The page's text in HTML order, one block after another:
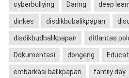
cyberbullying Daring deep
dinkes disdikbubalikpapan
disdikbudbalikpapan ditlantas
Dokumentasi dongeng
embarkasi balikpapan family day